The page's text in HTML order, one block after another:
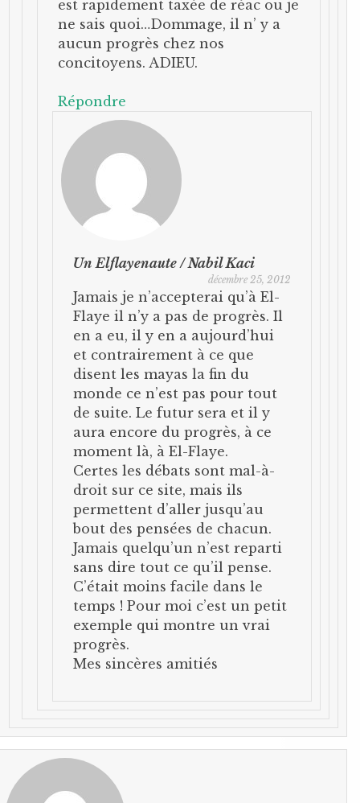
est rapidement taxée de réac ou je
ne sais quoi…Dommage, il n’ y a
aucun progrès chez nos
concitoyens. ADIEU.
Répondre
Un Elflayenaute / Nabil Kaci
décembre 25, 2012
Jamais je n’accepterai qu’à El-
Flaye il n’y a pas de progrès. Il
en a eu, il y en a aujourd’hui
et contrairement à ce que
disent les mayas la fin du
monde ce n’est pas pour tout
de suite. Le futur sera et il y
aura encore du progrès, à ce
moment là, à El-Flaye.
Certes les débats sont mal-à-
droit sur ce site, mais ils
permettent d’aller jusqu’au
bout des pensées de chacun.
Jamais quelqu’un n’est reparti
sans dire tout ce qu’il pense.
C’était moins facile dans le
temps ! Pour moi c’est un petit
exemple qui montre un vrai
progrès.
Mes sincères amitiés